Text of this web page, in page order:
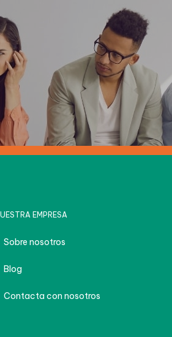
EMPRESA
Sobre nosotros
Blog
Contacta con nosotros